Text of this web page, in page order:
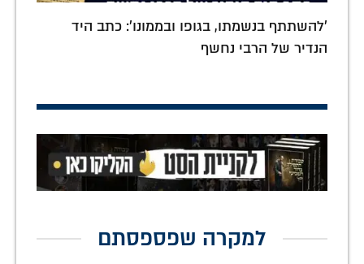
'להשתתף בנשמתו, בגופו ובממונו': כתב היד
הנדיר של הרבי נחשף
למקרה שפספסתם